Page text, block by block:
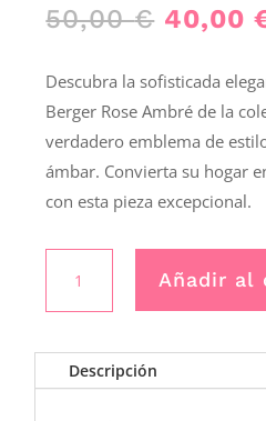
50,00€ El
precio
original
era:
50,00
40,00
Descubra la sofisticada
Berger Rose Ambré de la
verdadero emblema de
ámbar. Convierta su hogar
con esta pieza excepcional.
Berger
Variation
Ambré
-
Añadir al
Descripción